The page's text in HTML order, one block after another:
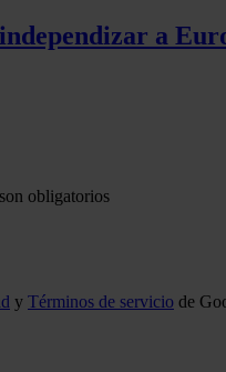
a
obligatorios
y Términos de servicio de